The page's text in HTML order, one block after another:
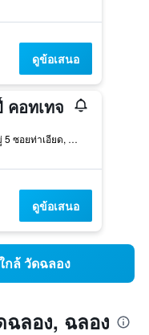
ดูข้อเสนอ
คอทเทจ
10/39 หมู่ 5 ซอยท่าเอียด, ตำบลฉลอง,ภูเก็ต, ไทย, ฉลอง, ประเทศไทย
ดูข้อเสนอ
กล้ วัดฉลอง
ลอง, ฉลอง